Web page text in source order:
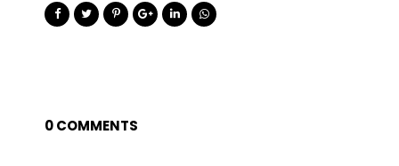
0 COMMENTS